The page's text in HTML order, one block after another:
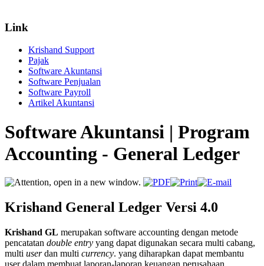
Link
Krishand Support
Pajak
Software Akuntansi
Software Penjualan
Software Payroll
Artikel Akuntansi
Software Akuntansi | Program
Accounting - General Ledger
Krishand General Ledger Versi 4.0
Krishand GL merupakan software accounting dengan metode
pencatatan double entry yang dapat digunakan secara multi cabang,
multi userdan multi currency. yang diharapkan dapat membantu